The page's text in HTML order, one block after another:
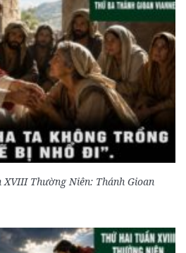
XVIII Thường Niên: Thánh Gioan